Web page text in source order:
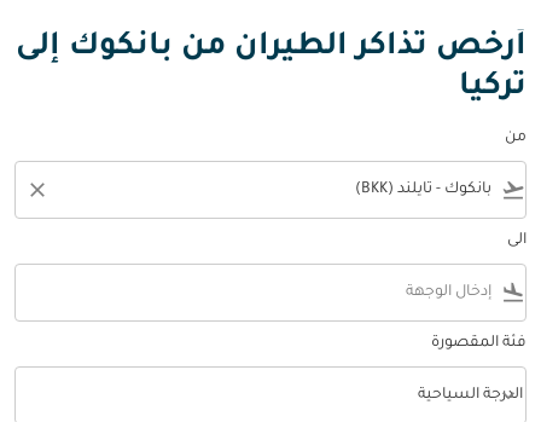
أرخص تذاكر الطيران من بانكوك إلى
تركيا
من
flight_takeoff
close
الى
flight_land
فئة المقصورة
فئة المقصورة option الدرجة السياحية Selected
الدرجة السياحية
keyboard_arrow_down